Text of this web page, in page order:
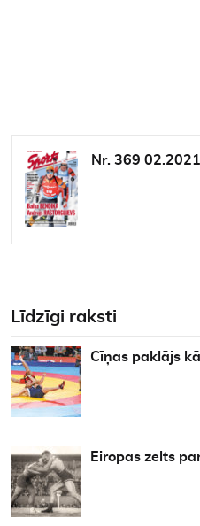
Nr. 369 02.2021
Līdzīgi raksti
Cīņas paklājs
Eiropas zelts